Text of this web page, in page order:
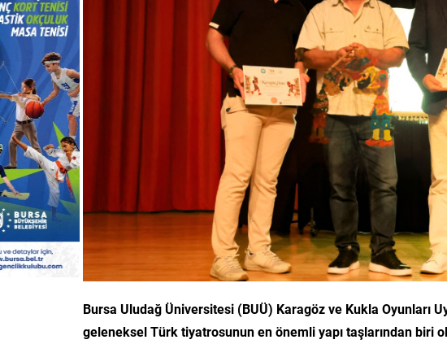
Bursa Uludağ Üniversitesi (BUÜ) Karagöz ve Kukla Oyunları
geleneksel Türk tiyatrosunun en önemli yapı taşlarından biri